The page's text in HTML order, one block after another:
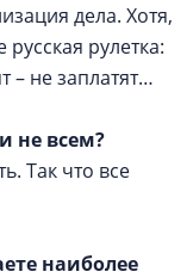
дела. Хотя,
рулетка:
– не заплатят…
не всем?
Так что все
наиболее